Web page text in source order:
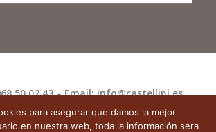
50 02 43 – Email: info@castellini.es
|Aviso Legal|Política de
para asegurar que damos la mejor
en nuestra web, toda la información sera